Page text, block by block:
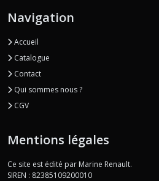
Navigation
Accueil
Catalogue
Contact
Qui sommes nous ?
CGV
Mentions légales
Ce site est édité par Marine Renault.
SIREN : 82385109200010